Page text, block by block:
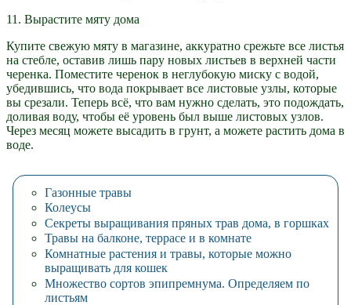
11. Вырастите мяту дома
Купите свежую мяту в магазине, аккуратно срежьте все листья
на стебле, оставив лишь пару новых листьев в верхней части
черенка. Поместите черенок в неглубокую миску с водой,
убедившись, что вода покрывает все листовые узлы, которые
вы срезали. Теперь всё, что вам нужно сделать, это подождать,
доливая воду, чтобы её уровень был выше листовых узлов.
Через месяц можете высадить в грунт, а можете растить дома в
воде.
Газонные травы
Колеусы
Секреты выращивания пряных трав дома, в горшках
Травы на балконе, террасе и в комнате
Комнатные растения и травы, которые можно
выращивать для кошек
Множество сортов эпипремнума. Определяем по
листьям